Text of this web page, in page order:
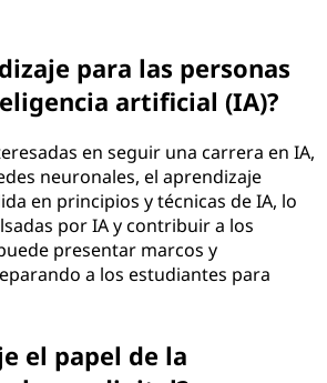
para las personas
artificial (IA)?
en seguir una carrera en IA,
neuronales, el aprendizaje
en principios y técnicas de IA, lo
por IA y contribuir a los
presentar marcos y
a los estudiantes para
el papel de la